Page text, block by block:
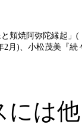
頬焼阿弥陀縁起」
2月)、小松茂美『
は